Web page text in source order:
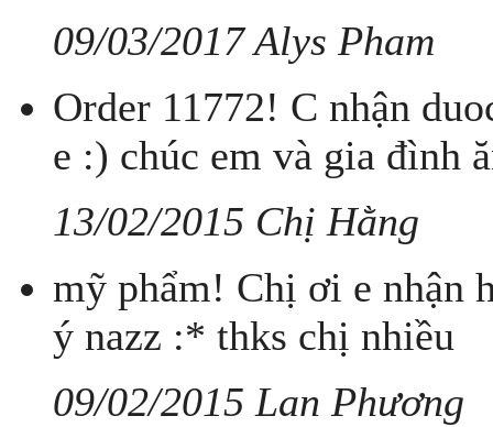
09/03/2017 Alys Pham
Order 11772! C nhận
e :) chúc em và gia đình
13/02/2015 Chị Hằng
mỹ phẩm! Chị ơi e nhận
ý nazz :* thks chị nhiều
09/02/2015 Lan Phương